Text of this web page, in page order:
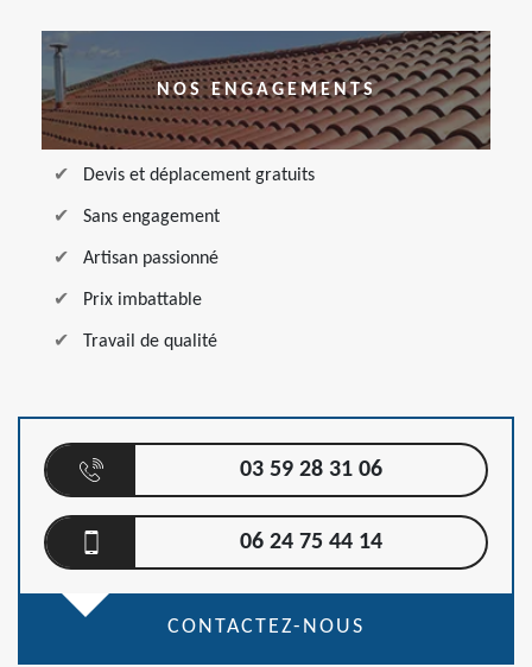
NOS ENGAGEMENTS
Devis et déplacement gratuits
Sans engagement
Artisan passionné
Prix imbattable
Travail de qualité
03 59 28 31 06
06 24 75 44 14
CONTACTEZ-NOUS